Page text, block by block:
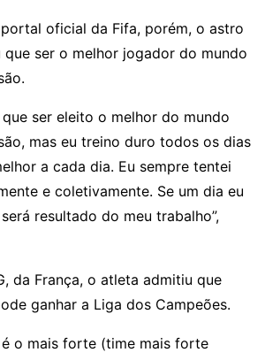
oficial da Fifa, porém, o astro
ser o melhor jogador do mundo
que ser eleito o melhor do mundo
mas eu treino duro todos os dias
a cada dia. Eu sempre tentei
e coletivamente. Se um dia eu
resultado do meu trabalho”,
da França, o atleta admitiu que
ganhar a Liga dos Campeões.
é o mais forte (time mais forte